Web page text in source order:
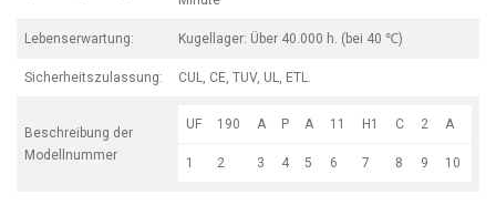
Lebenserwartung: Kugellager: Über 40.000 h. (bei 40 ℃)
Sicherheitszulassung: CUL, CE, TUV, UL, ETL.
Beschreibung der
Modellnummer
UF 190 A P A 11 H1 C 2 A
1 2 3 4 5 6 7 8 9 10